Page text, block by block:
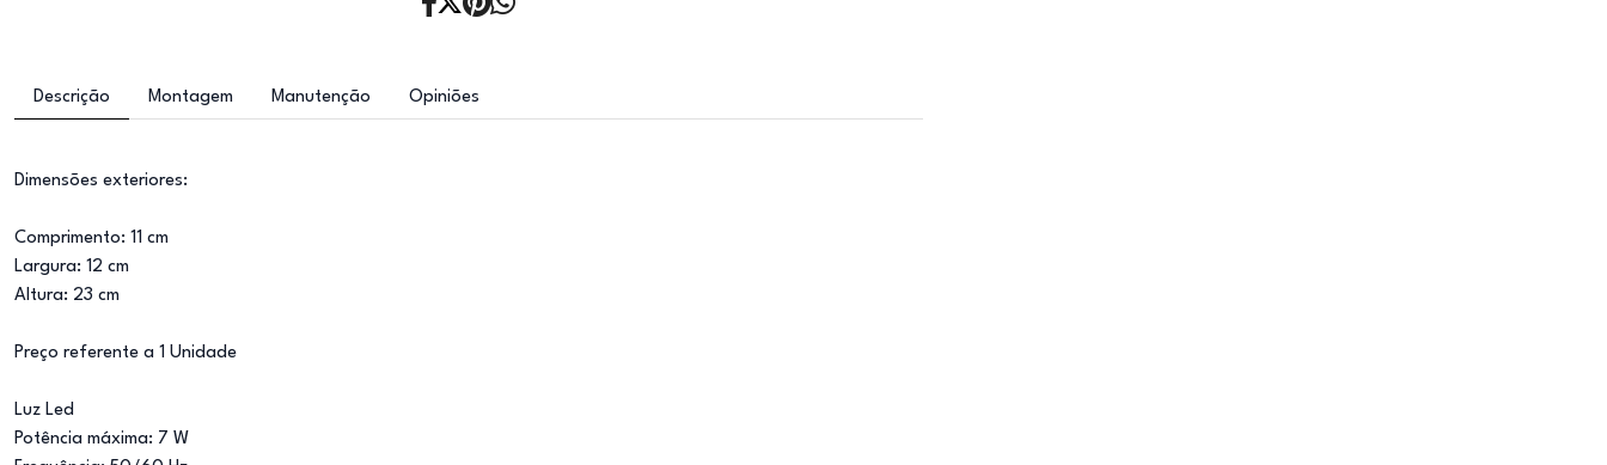
Descrição Montagem Manutenção Opiniões
Dimensões exteriores:
Comprimento: 11 cm
Largura: 12 cm
Altura: 23 cm
Preço referente a 1 Unidade
Luz Led
Potência máxima: 7 W